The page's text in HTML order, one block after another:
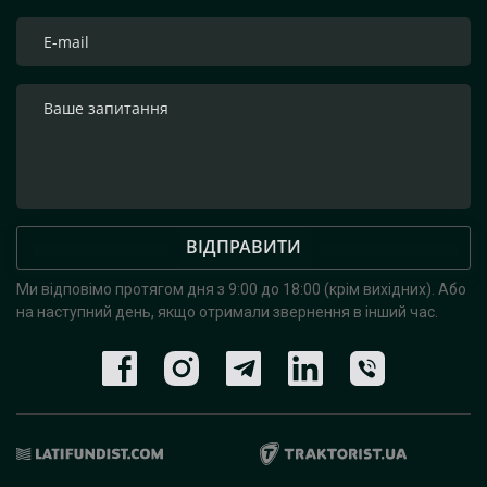
ВІДПРАВИТИ
Ми відповімо протягом дня з 9:00 до 18:00 (крім вихідних). Або
на наступний день, якщо отримали звернення в інший час.